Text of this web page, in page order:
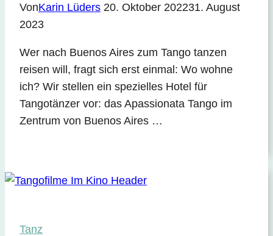
VonKarin Lüders 20. Oktober 202231. August
2023
Wer nach Buenos Aires zum Tango tanzen
reisen will, fragt sich erst einmal: Wo wohne
ich? Wir stellen ein spezielles Hotel für
Tangotänzer vor: das Apassionata Tango im
Zentrum von Buenos Aires …
Tanz